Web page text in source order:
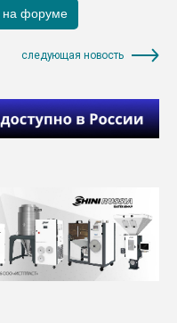
следующая новость